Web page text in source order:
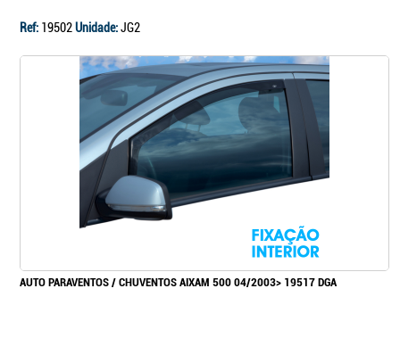
Ref: 19502Unidade:JG2
AUTO PARAVENTOS / CHUVENTOS AIXAM 500 04/2003> 19517 DGA